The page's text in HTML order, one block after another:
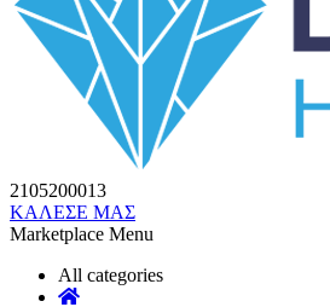
2105200013
ΚΑΛΕΣΕ ΜΑΣ
Marketplace Menu
All categories